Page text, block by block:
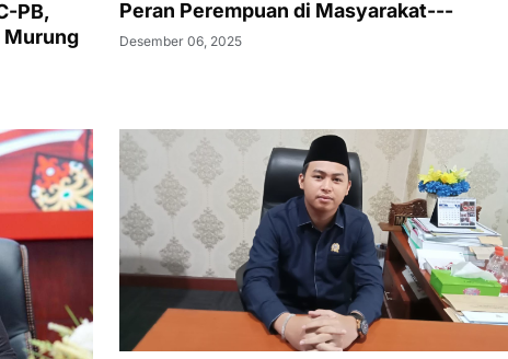
PB,
Murung
Peran Perempuan di Masyarakat---
Desember 06, 2025